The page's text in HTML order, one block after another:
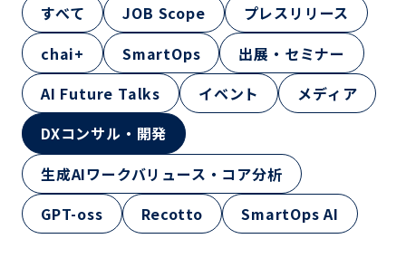
すべて JOB Scope
プレスリリース
chai+
SmartOps
出展・セミナー
AI Future Talks
イベント
メディア
DXコンサル・開発
生成AIワークバリュース・コア分析
GPT-oss
Recotto SmartOps AI